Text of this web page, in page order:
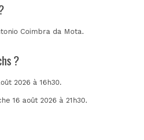
Coimbra da Mota.
?
2026 à 16h30.
16 août 2026 à 21h30.